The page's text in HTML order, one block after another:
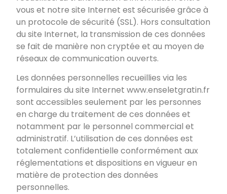
vous et notre site Internet est sécurisée grâce à
un protocole de sécurité (SSL). Hors consultation
du site Internet, la transmission de ces données
se fait de manière non cryptée et au moyen de
réseaux de communication ouverts.
Les données personnelles recueillies via les
formulaires du site Internetwww.enseletgratin.fr
sont accessibles seulement par les personnes
en charge du traitement de ces données et
notamment par le personnel commercial et
administratif. L’utilisation de ces données est
totalement confidentielle conformément aux
réglementations et dispositions en vigueur en
matière de protection des données
personnelles.